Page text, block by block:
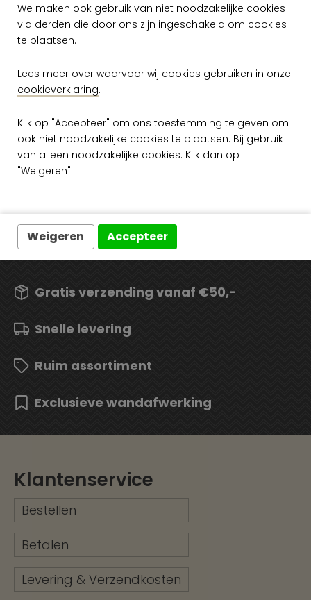
We maken ook gebruik van niet noodzakelijke cookies
via derden die door ons zijn ingeschakeld om cookies
te plaatsen.
Lees meer over waarvoor wij cookies gebruiken in onze
cookieverklaring.
Klik op "Accepteer" om ons toestemming te geven om
ook niet noodzakelijke cookies te plaatsen. Bij gebruik
van alleen noodzakelijke cookies. Klik dan op
"Weigeren".
Weigeren Accepteer
Arte Yala Palma
€ 299,00 per meter
Op voorraad
Gratis verzending vanaf €50,-
Snelle levering
Ruim assortiment
Exclusieve wandafwerking
Klantenservice
Bestellen
Betalen
Levering & Verzendkosten